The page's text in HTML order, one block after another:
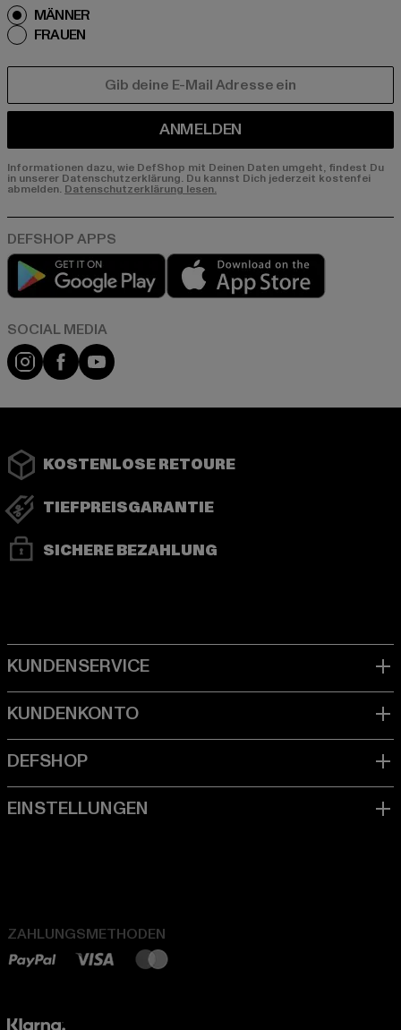
MÄNNER
FRAUEN
ANMELDEN
Informationen dazu, wie DefShop mit Deinen Daten umgeht, findest Du
in unserer Datenschutzerklärung. Du kannst Dich jederzeit kostenfei
abmelden. Datenschutzerklärung lesen.
Play market
Instagram
FacebookYouTube
KOSTENLOSE RETOURE
TIEFPREISGARANTIE
SICHERE BEZAHLUNG
ZAHLUNGSMETHODEN